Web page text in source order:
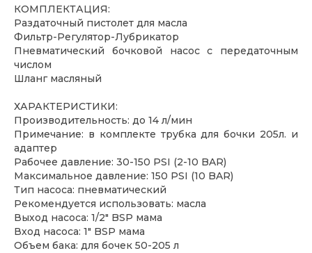
КОМПЛЕКТАЦИЯ:
Раздаточный пистолет для масла
Фильтр-Регулятор-Лубрикатор
Пневматический бочковой насос с передаточным
числом
Шланг масляный
ХАРАКТЕРИСТИКИ:
Производительность: до 14 л/мин
Примечание: в комплекте трубка для бочки 205л. и
адаптер
Рабочее давление: 30-150 PSI (2-10 BAR)
Максимальное давление: 150 PSI (10 BAR)
Тип насоса: пневматический
Рекомендуется использовать: масла
Выход насоса: 1/2" BSP мама
Вход насоса: 1" BSP мама
Объем бака: для бочек 50-205 л